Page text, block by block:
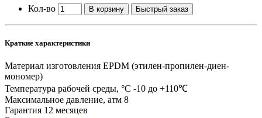
Кол-во В корзину Быстрый заказ
Краткие характеристики
Материал изготовления EPDM (этилен-пропилен-диен-
мономер)
Температура рабочей среды, °C -10 до +110℃
Максимальное давление, атм 8
Гарантия 12 месяцев